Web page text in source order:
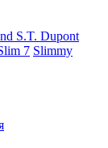
S.T. Dupont
7 Slimmy